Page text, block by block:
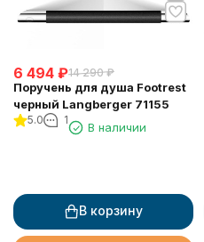
6 494 ₽14 290 ₽
Поручень для душа Footrest
черный Langberger 71155
5.0 1
В наличии
В корзину